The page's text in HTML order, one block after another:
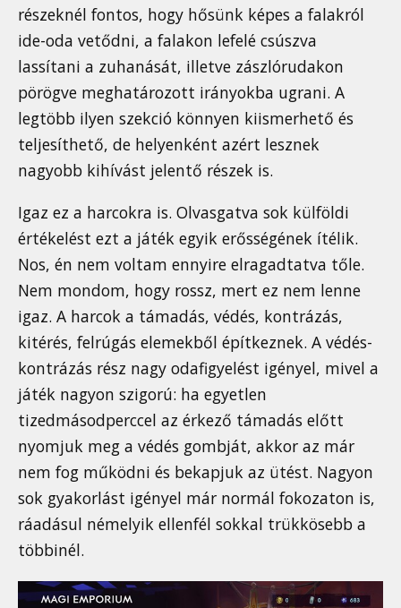
részeknél fontos, hogy hősünk képes a falakról
ide-oda vetődni, a falakon lefelé csúszva
lassítani a zuhanását, illetve zászlórudakon
pörögve meghatározott irányokba ugrani. A
legtöbb ilyen szekció könnyen kiismerhető és
teljesíthető, de helyenként azért lesznek
nagyobb kihívást jelentő részek is.
Igaz ez a harcokra is. Olvasgatva sok külföldi
értékelést ezt a játék egyik erősségének ítélik.
Nos, én nem voltam ennyire elragadtatva tőle.
Nem mondom, hogy rossz, mert ez nem lenne
igaz. A harcok a támadás, védés, kontrázás,
kitérés, felrúgás elemekből építkeznek. A védés-
kontrázás rész nagy odafigyelést igényel, mivel a
játék nagyon szigorú: ha egyetlen
tizedmásodperccel az érkező támadás előtt
nyomjuk meg a védés gombját, akkor az már
nem fog működni és bekapjuk az ütést. Nagyon
sok gyakorlást igényel már normál fokozaton is,
ráadásul némelyik ellenfél sokkal trükkösebb a
többinél.